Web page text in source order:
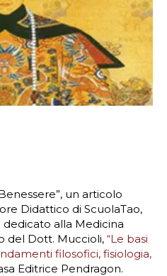
un articolo
Didattico di ScuolaTao,
alla Medicina
del Dott. Muccioli, “Le basi
filosofici, fisiologia,
Editrice Pendragon.